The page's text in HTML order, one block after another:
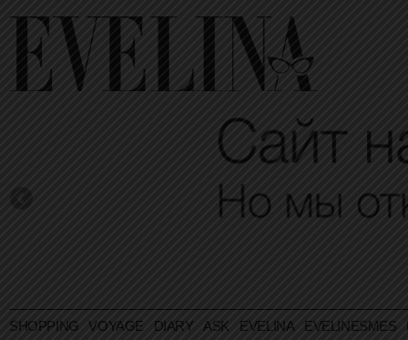
SHOPPING VOYAGE DIARY ASK EVELINA EVELINESMES